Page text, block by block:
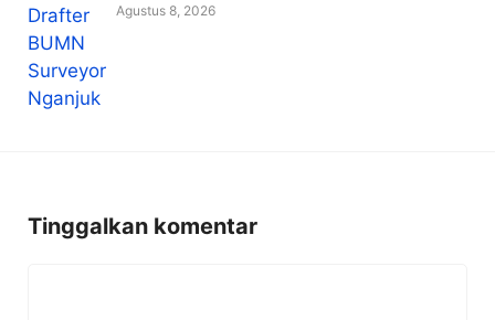
Agustus 8, 2026
Tinggalkan komentar